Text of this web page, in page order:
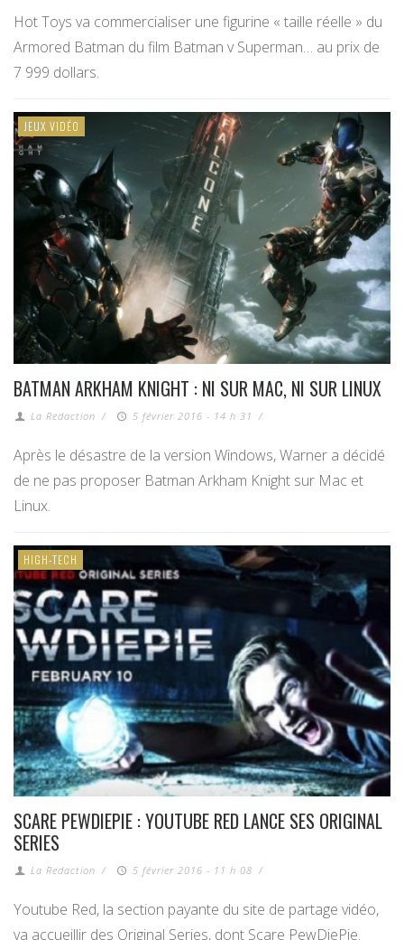
Hot Toys va commercialiser une figurine « taille réelle » du
Armored Batman du film Batman v Superman… au prix de
7 999 dollars.
JEUX VIDÉO
BATMAN ARKHAM KNIGHT : NI SUR MAC, NI SUR LINUX
La Redaction / 5 février 2016 - 14 h 31 /
Après le désastre de la version Windows, Warner a décidé
de ne pas proposer Batman Arkham Knight sur Mac et
Linux.
HIGH-TECH
SCARE PEWDIEPIE : YOUTUBE RED LANCE SES ORIGINAL
SERIES
La Redaction / 5 février 2016 - 11 h 08 /
Youtube Red, la section payante du site de partage vidéo,
va accueillir des Original Series, dont Scare PewDiePie.